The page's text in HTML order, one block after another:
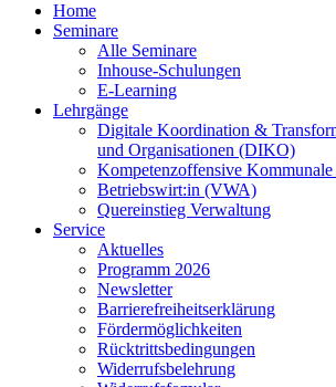
Home
Seminare
Alle Seminare
Inhouse-Schulungen
E-Learning
Lehrgänge
Digitale Koordination &
und Organisationen (DIKO)
Kompetenzoffensive
Betriebswirt:in (VWA)
Quereinstieg Verwaltung
Service
Aktuelles
Programm 2026
Newsletter
Barrierefreiheitserklärung
Fördermöglichkeiten
Rücktrittsbedingungen
Widerrufsbelehrung